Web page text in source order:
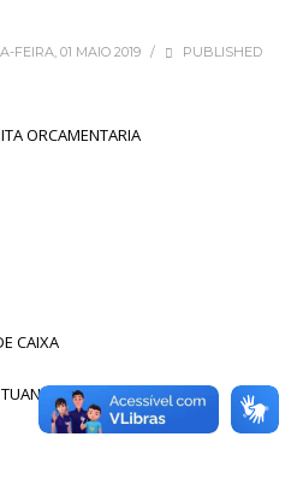
FEIRA, 01 MAIO 2019 /
PUBLISHED
ORCAMENTARIA
CAIXA